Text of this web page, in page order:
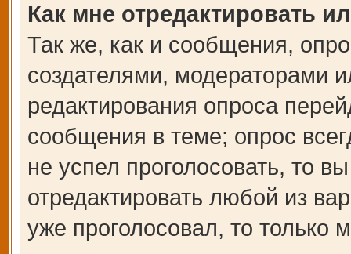
Как мне отредактировать
Так же, как и сообщения,
создателями, модераторами
редактирования опроса
сообщения в теме; опрос
не успел проголосовать, то
отредактировать любой из
уже проголосовал, то только